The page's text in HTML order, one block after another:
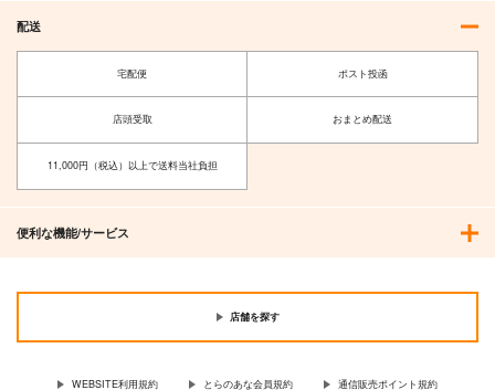
配送
宅配便 ポスト投函
店頭受取 おまとめ配送
11,000円（税込）以上で送料当社負担
便利な機能/サービス
店舗を探す
WEBSITE利用規約 とらのあな会員規約 通信販売ポイント規約